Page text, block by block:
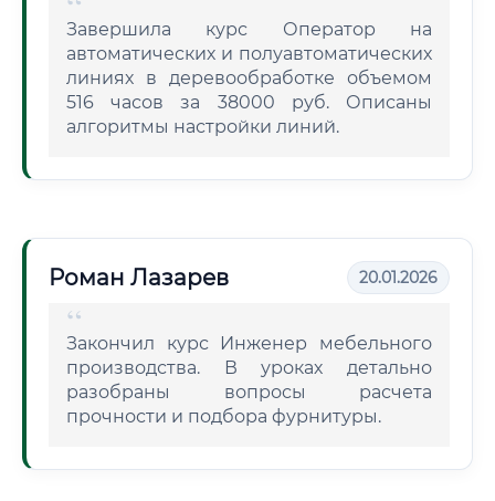
Завершила курс Оператор на
автоматических и полуавтоматических
линиях в деревообработке объемом
516 часов за 38000 руб. Описаны
алгоритмы настройки линий.
Роман Лазарев 20.01.2026
Закончил курс Инженер мебельного
производства. В уроках детально
разобраны вопросы расчета
прочности и подбора фурнитуры.